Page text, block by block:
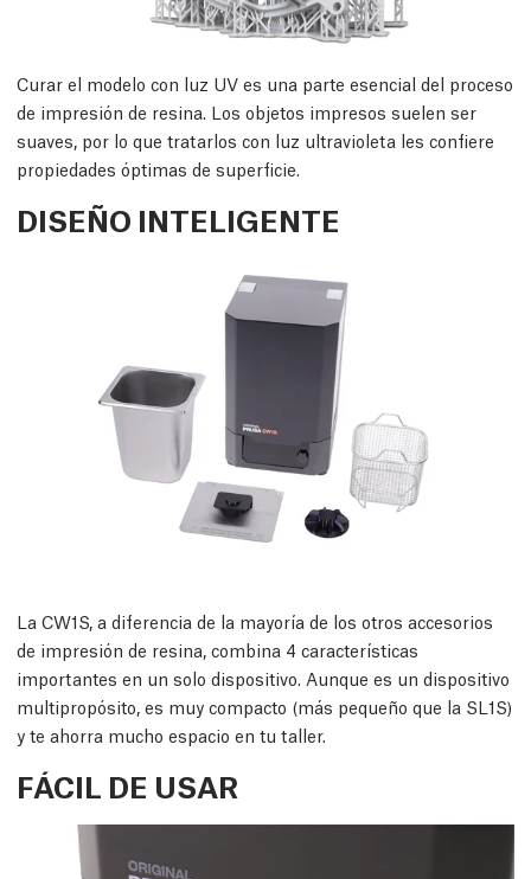
Curar el modelo con luz UV es una parte esencial del proceso
de impresión de resina. Los objetos impresos suelen ser
suaves, por lo que tratarlos con luz ultravioleta les confiere
propiedades óptimas de superficie.
DISEÑO INTELIGENTE
La CW1S, a diferencia de la mayoría de los otros accesorios
de impresión de resina, combina 4 características
importantes en un solo dispositivo. Aunque es un dispositivo
multipropósito, es muy compacto (más pequeño que la SL1S)
y te ahorra mucho espacio en tu taller.
FÁCIL DE USAR